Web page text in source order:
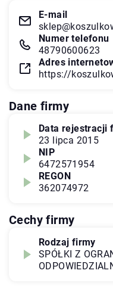
E-mail
Numer telefonu
48790600623
Adres
https://
Dane firmy
Data rejestracji
23 lipca 2015
NIP
6472571954
REGON
362074972
Cechy firmy
Rodzaj firmy
SPÓŁKI Z